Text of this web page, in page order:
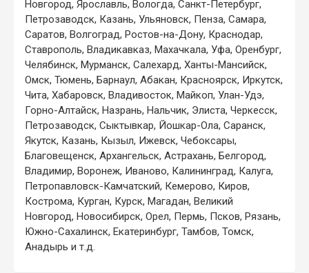
Новгород, Ярославль, Вологда, Санкт-Петербург,
Петрозаводск, Казань, Ульяновск, Пенза, Самара,
Саратов, Волгоград, Ростов-на-Дону, Краснодар,
Ставрополь, Владикавказ, Махачкала, Уфа, Оренбург,
Челябинск, Мурманск, Салехард, Ханты-Мансийск,
Омск, Тюмень, Барнаул, Абакан, Красноярск, Иркутск,
Чита, Хабаровск, Владивосток, Майкоп, Улан-Удэ,
Горно-Алтайск, Назрань, Нальчик, Элиста, Черкесск,
Петрозаводск, Сыктывкар, Йошкар-Ола, Саранск,
Якутск, Казань, Кызыл, Ижевск, Чебоксары,
Благовещенск, Архангельск, Астрахань, Белгород,
Владимир, Воронеж, Иваново, Калининград, Калуга,
Петропавловск-Камчатский, Кемерово, Киров,
Кострома, Курган, Курск, Магадан, Великий
Новгород, Новосибирск, Орел, Пермь, Псков, Рязань,
Южно-Сахалинск, Екатеринбург, Тамбов, Томск,
Анадырь и т.д.